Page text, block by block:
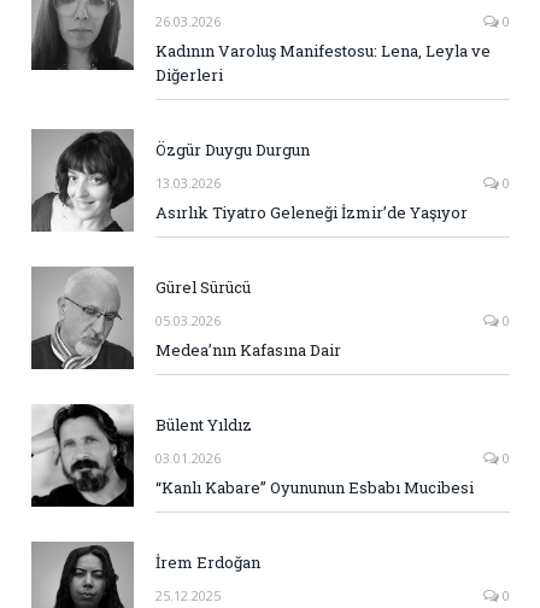
26.03.2026 0
Kadının Varoluş Manifestosu: Lena, Leyla ve
Diğerleri
Özgür Duygu Durgun
13.03.2026 0
Asırlık Tiyatro Geleneği İzmir’de Yaşıyor
Gürel Sürücü
05.03.2026 0
Medea’nın Kafasına Dair
Bülent Yıldız
03.01.2026 0
“Kanlı Kabare” Oyununun Esbabı Mucibesi
İrem Erdoğan
25.12.2025 0